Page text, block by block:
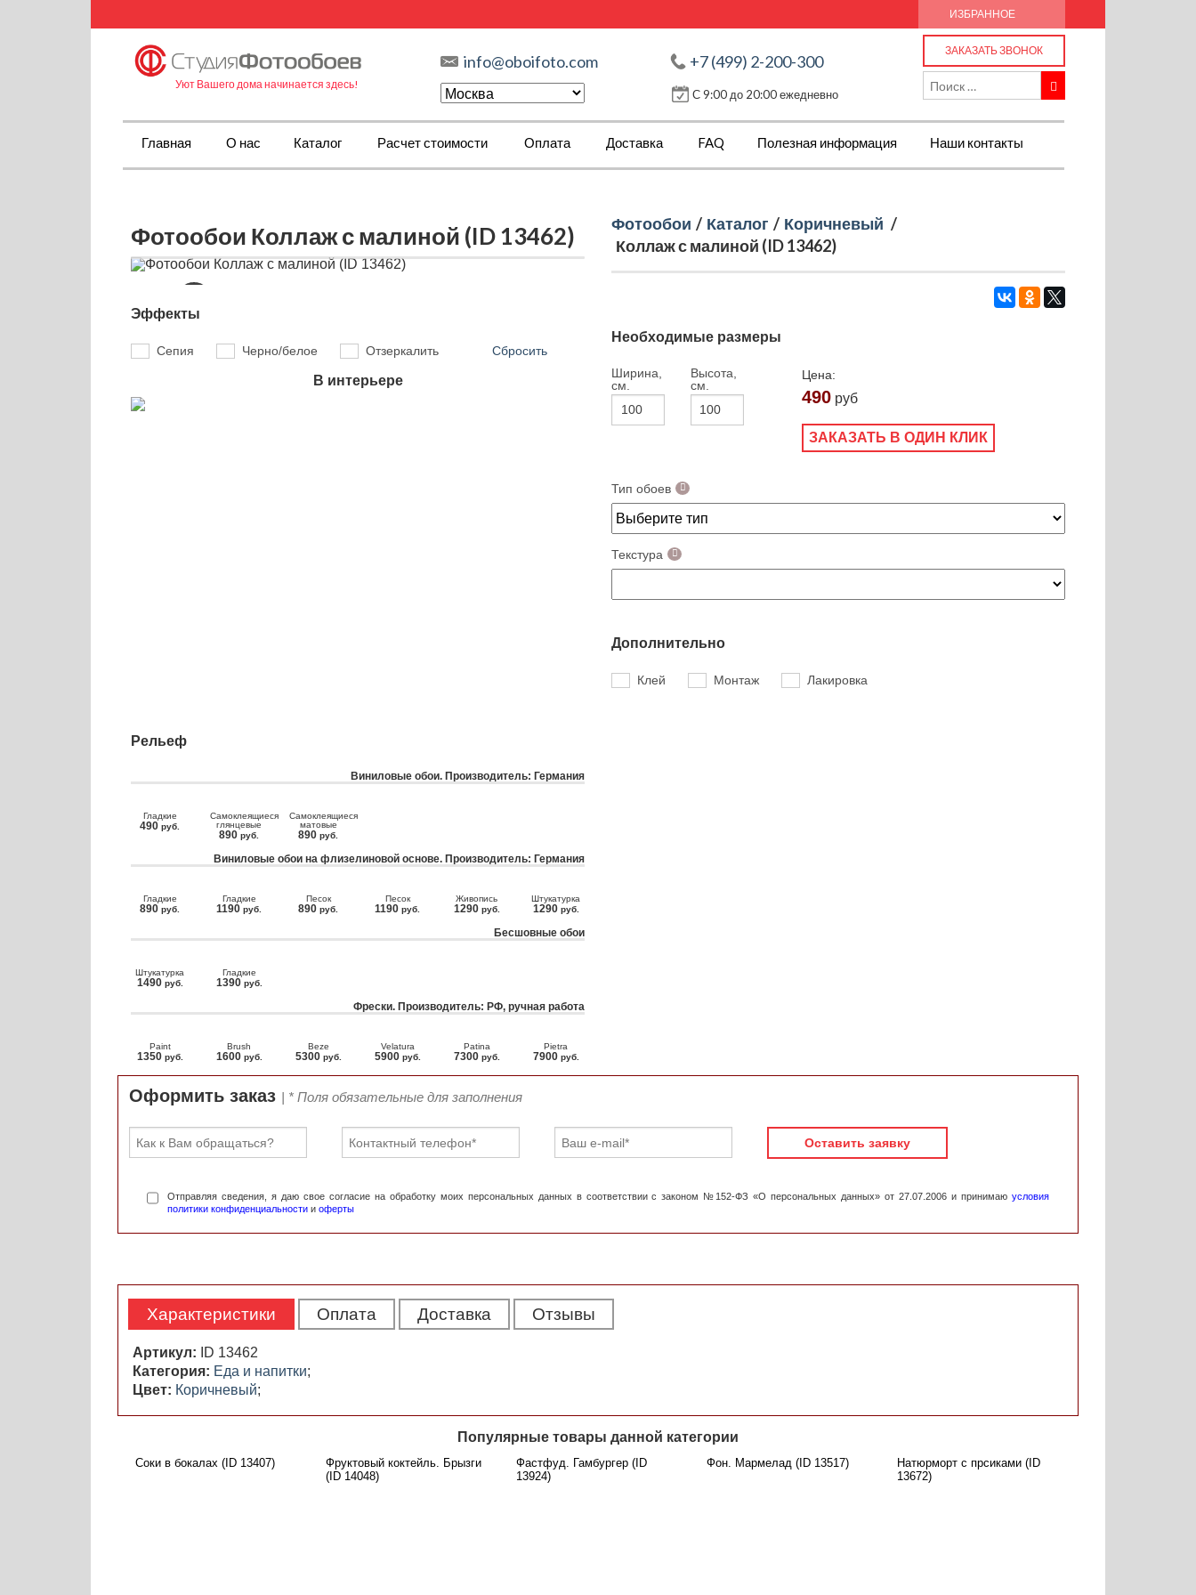
ИЗБРАННОЕ
Уют Вашего дома начинается здесь!
info@oboifoto.com +7 (499) 2-200-300
С 9:00 до 20:00 ежедневно
ЗАКАЗАТЬ ЗВОНОК
Главная О нас Каталог Расчет стоимости Оплата Доставка FAQ Полезная информация Наши контакты
Фотообои Коллаж с малиной (ID 13462)
Эффекты
Сепия Черно/белое Отзеркалить Сбросить
В интерьере
Фотообои / Каталог / Коричневый /
Коллаж с малиной (ID 13462)
Необходимые размеры
Ширина,
см.
Высота,
см.
Цена:
490 руб
ЗАКАЗАТЬ В ОДИН КЛИК
Тип обоев
Текстура
Дополнительно
Клей Монтаж Лакировка
Рельеф
Виниловые обои. Производитель: Германия
Гладкие
490 руб.
Самоклеящиеся
глянцевые
890 руб.
Самоклеящиеся
матовые
890 руб.
Виниловые обои на флизелиновой основе. Производитель: Германия
Гладкие
890 руб.
Гладкие
1190 руб.
Песок
890 руб.
Песок
1190 руб.
Живопись
1290 руб.
Штукатурка
1290 руб.
Бесшовные обои
Штукатурка
1490 руб.
Гладкие
1390 руб.
Фрески. Производитель: РФ, ручная работа
Paint
1350 руб.
Brush
1600 руб.
Beze
5300 руб.
Velatura
5900 руб.
Patina
7300 руб.
Pietra
7900 руб.
Оформить заказ | * Поля обязательные для заполнения
Оставить заявку
Отправляя сведения, я даю свое согласие на обработку моих персональных данных в соответствии с законом №152-ФЗ «О персональных данных» от 27.07.2006 и принимаю условия
политики конфиденциальности и оферты
Характеристики Оплата Доставка Отзывы
Артикул:
ID 13462
Категория: Еда и напитки;
Цвет: Коричневый;
Популярные товары данной категории
Соки в бокалах (ID 13407)
Фруктовый коктейль. Брызги
(ID 14048)
Фастфуд. Гамбургер (ID
13924)
Фон. Мармелад (ID 13517)
Натюрморт с прсиками (ID
13672)